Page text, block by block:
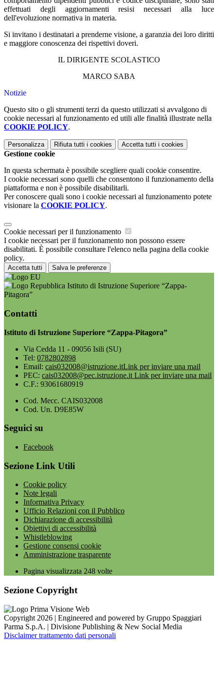
effettuati degli aggiornamenti resisi necessari alla luce
dell'evoluzione normativa in materia.
Si invitano i destinatari a prenderne visione, a garanzia dei loro diritti
e maggiore conoscenza dei rispettivi doveri.
IL DIRIGENTE SCOLASTICO
MARCO SABA
Notizie
Questo sito o gli strumenti terzi da questo utilizzati si avvalgono di
cookie necessari al funzionamento ed utili alle finalità illustrate nella
COOKIE POLICY.
Personalizza Rifiuta tutti i cookies Accetta tutti i cookies
Gestione cookie
In questa schermata è possibile scegliere quali cookie consentire.
I cookie necessari sono quelli che consentono il funzionamento della
piattaforma e non è possibile disabilitarli.
Per conoscere quali sono i cookie necessari al funzionamento potete
visionare la COOKIE POLICY.
Cookie necessari per il funzionamento
I cookie necessari per il funzionamento non possono essere
disabilitati. È possibile consultare l'elenco nella pagina della cookie
policy.
Accetta tutti Salva le preferenze
Istituto di Istruzione Superiore “Zappa-
Pitagora”
Contatti
Istituto di Istruzione Superiore “Zappa-Pitagora”
Via Cedda 11 - 09056 Isili (SU)
Tel: 0782802898
Email: cais032008@istruzione.itLink per inviare una mail
PEC: cais032008@pec.istruzione.it Link per inviare una mail
C.F.: 93061680919
Cod. Mecc. CAIS032008
Cod. Un. D9E85W
Seguici su
Facebook
Sezione Link Utili
Cookie policy
Note legali
Informativa Privacy
Ufficio Relazioni con il Pubblico
Dichiarazione di accessibilità
Obiettivi di accessibilità
Whistleblowing
Gestione consensi cookie
Amministrazione trasparente
Pagina visualizzata 248 volte
Sezione Copyright
Copyright 2026 | Engineered and powered by Gruppo Spaggiari
Parma S.p.A. | Divisione Publishing & New Social Media
Disclaimer trattamento dati personali